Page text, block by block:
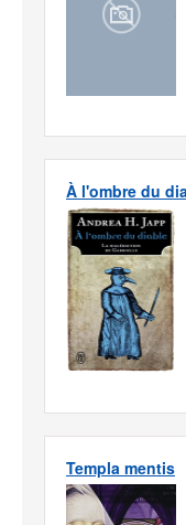
À l'ombre du
Templa mentis